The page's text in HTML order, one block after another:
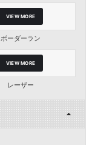
VIEW MORE
ボーダーラン
VIEW MORE
レーザー